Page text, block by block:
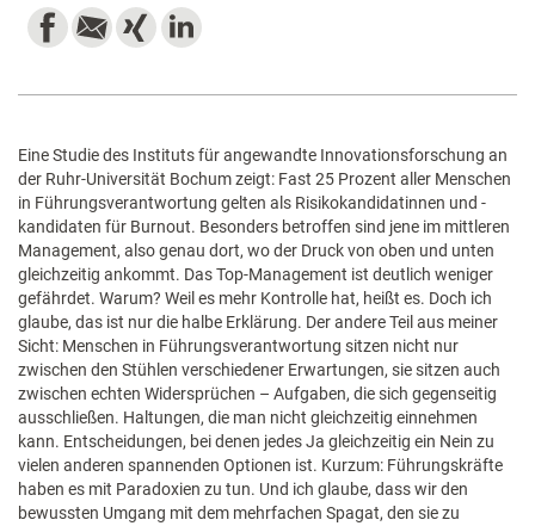
Eine Studie des Instituts für angewandte Innovationsforschung an
der Ruhr-Universität Bochum zeigt: Fast 25 Prozent aller Menschen
in Führungsverantwortung gelten als Risikokandidatinnen und -
kandidaten für Burnout. Besonders betroffen sind jene im mittleren
Management, also genau dort, wo der Druck von oben und unten
gleichzeitig ankommt. Das Top-Management ist deutlich weniger
gefährdet. Warum? Weil es mehr Kontrolle hat, heißt es. Doch ich
glaube, das ist nur die halbe Erklärung. Der andere Teil aus meiner
Sicht: Menschen in Führungsverantwortung sitzen nicht nur
zwischen den Stühlen verschiedener Erwartungen, sie sitzen auch
zwischen echten Widersprüchen – Aufgaben, die sich gegenseitig
ausschließen. Haltungen, die man nicht gleichzeitig einnehmen
kann. Entscheidungen, bei denen jedes Ja gleichzeitig ein Nein zu
vielen anderen spannenden Optionen ist. Kurzum: Führungskräfte
haben es mit Paradoxien zu tun. Und ich glaube, dass wir den
bewussten Umgang mit dem mehrfachen Spagat, den sie zu